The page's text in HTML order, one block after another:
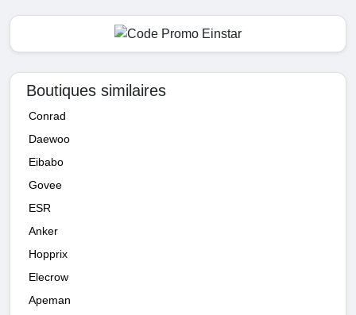
Boutiques similaires
Conrad
Daewoo
Eibabo
Govee
ESR
Anker
Hopprix
Elecrow
Apeman